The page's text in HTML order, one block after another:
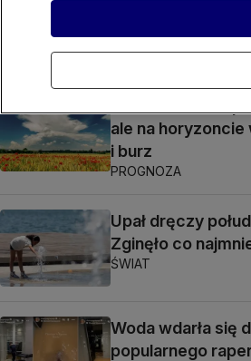
Leśnicy proszą,
do tych lasów
POLSKA
ale na horyzoncie
i burz
PROGNOZA
Upał dręczy
Zginęło co
ŚWIAT
Woda wdarła się
popularnego